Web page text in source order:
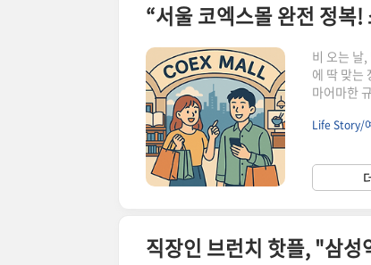
“서울 코엑스몰 완전 정복
비 오는 날
에 딱 맞는
마어마한
서는코엑
금부터 함
국! 푸드
Life Story/
직장인 브런치 핫플, "삼